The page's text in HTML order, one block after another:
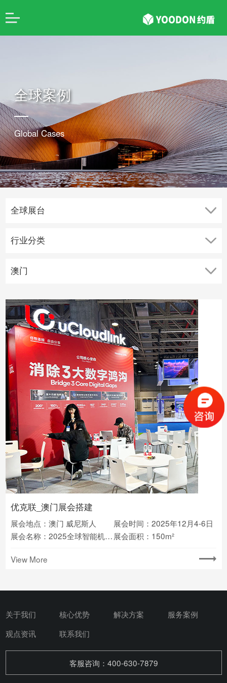
全球案例
Global Cases
优克联_澳门展会搭建
展会地点：澳门 威尼斯人
展会时间：2025年12月4-6日
展会名称：2025全球智能机械与电子产品博览会(AIE) 展会面积：150m²
View More
关于我们 核心优势 解决方案
服务案例
观点资讯
联系我们
客服咨询：400-630-7879